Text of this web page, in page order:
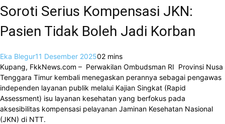
Soroti Serius Kompensasi JKN:
Pasien Tidak Boleh Jadi Korban
Eka Blegur11 Desember 202502 mins
Kupang, FkkNews.com – Perwakilan Ombudsman RI Provinsi Nusa
Tenggara Timur kembali menegaskan perannya sebagai pengawas
independen layanan publik melalui Kajian Singkat (Rapid
Assessment) isu layanan kesehatan yang berfokus pada
aksesibilitas kompensasi pelayanan Jaminan Kesehatan Nasional
(JKN) di NTT.